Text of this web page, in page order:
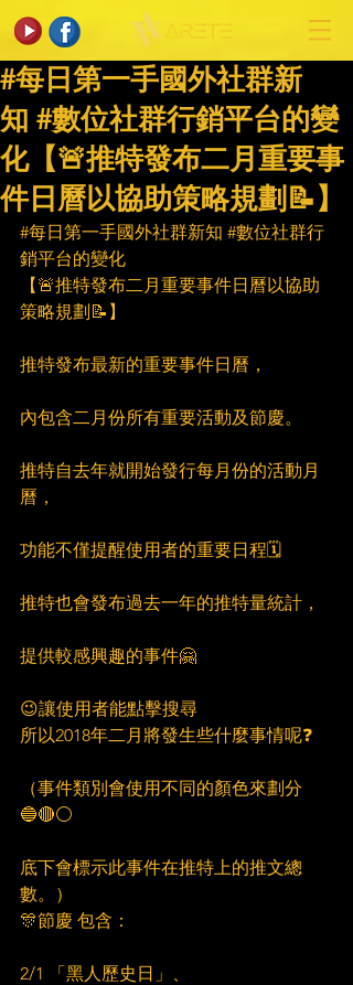
#每日第一手國外社群新
知 #數位社群行銷平台的變
化【🚨推特發布二月重要事
件日曆以協助策略規劃📝】
#每日第一手國外社群新知 #數位社群行
銷平台的變化
【🚨推特發布二月重要事件日曆以協助
策略規劃📝】
推特發布最新的重要事件日曆，
內包含二月份所有重要活動及節慶。
推特自去年就開始發行每月份的活動月
曆，
功能不僅提醒使用者的重要日程🗓
推特也會發布過去一年的推特量統計，
提供較感興趣的事件🤗
😉讓使用者能點擊搜尋
所以2018年二月將發生些什麼事情呢❓
（事件類別會使用不同的顏色來劃分
🔵🔴⚪
底下會標示此事件在推特上的推文總
數。）
🎊節慶 包含：
2/1 「黑人歷史日」、